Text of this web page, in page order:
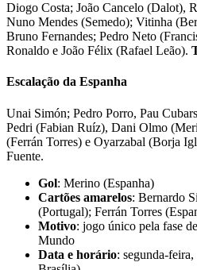
Diogo Costa; João Cancelo (Dalot),
Nuno Mendes (Semedo); Vitinha
Bruno Fernandes; Pedro Neto
Ronaldo e João Félix (Rafael Leão).
Escalação da Espanha
Unai Simón; Pedro Porro, Pau
Pedri (Fabian Ruíz), Dani Olmo
(Ferrán Torres) e Oyarzabal (Borja
Fuente.
Gol: Merino (Espanha)
Cartões amarelos: Bernardo
(Portugal); Ferrán Torres
Motivo: jogo único pela fase
Mundo
Data e horário: segunda-